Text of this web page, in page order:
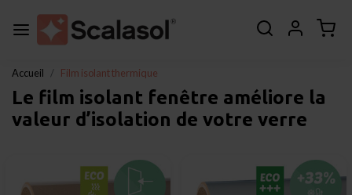
Accueil Film isolant thermique
Le film isolant fenêtre améliore la
valeur d’isolation de votre verre